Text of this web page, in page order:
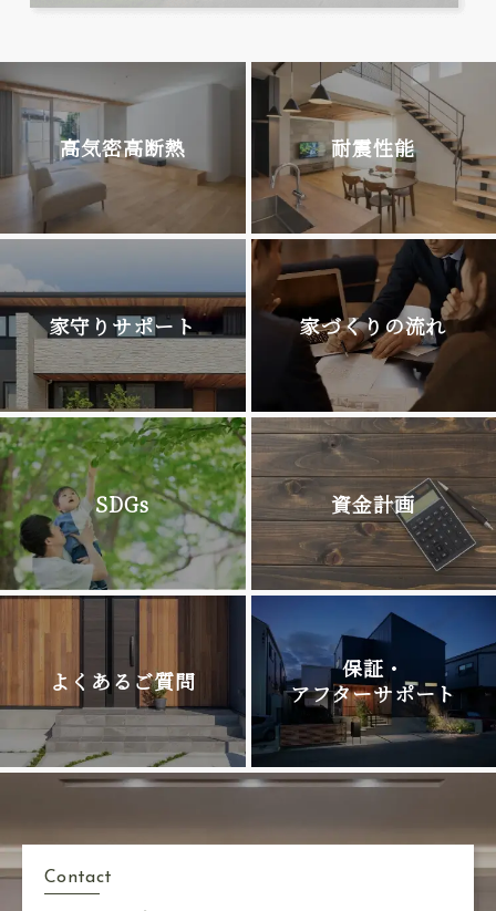
高気密高断熱 耐震性能
家守りサポート 家づくりの流れ
SDGs 資金計画
よくあるご質問
保証・
アフターサポート
Contact